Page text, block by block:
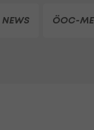
NEWS ÖOC-